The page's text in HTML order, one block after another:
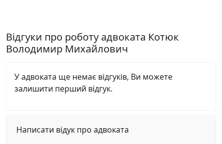
Відгуки про роботу адвоката Котюк
Володимир Михайлович
У адвоката ще немає відгуків, Ви можете
залишити перший відгук.
Написати відук про адвоката